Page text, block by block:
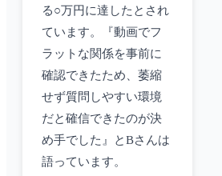
る○万円に達したとされ
ています。『動画でフ
ラットな関係を事前に
確認できたため、萎縮
せず質問しやすい環境
だと確信できたのが決
め手でした』とBさんは
語っています。